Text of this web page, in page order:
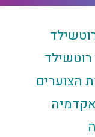
רוטשילד
הצוערים